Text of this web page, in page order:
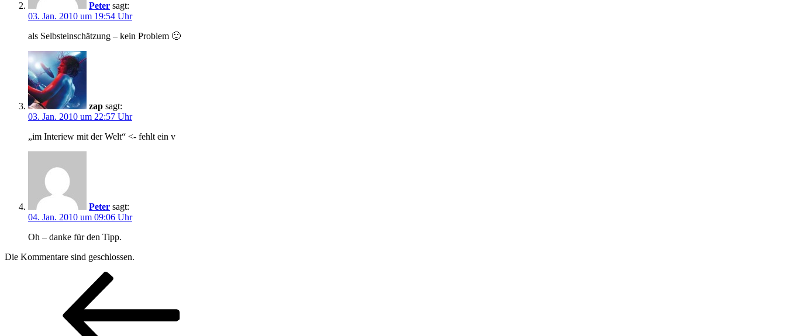
Peter sagt:
03. Jan. 2010 um 19:54 Uhr
als Selbsteinschätzung – kein Problem 🙂
zap sagt:
03. Jan. 2010 um 22:57 Uhr
„im Interiew mit der Welt“ <- fehlt ein v
Peter sagt:
04. Jan. 2010 um 09:06 Uhr
Oh – danke für den Tipp.
Die Kommentare sind geschlossen.
Beitragsnavigation